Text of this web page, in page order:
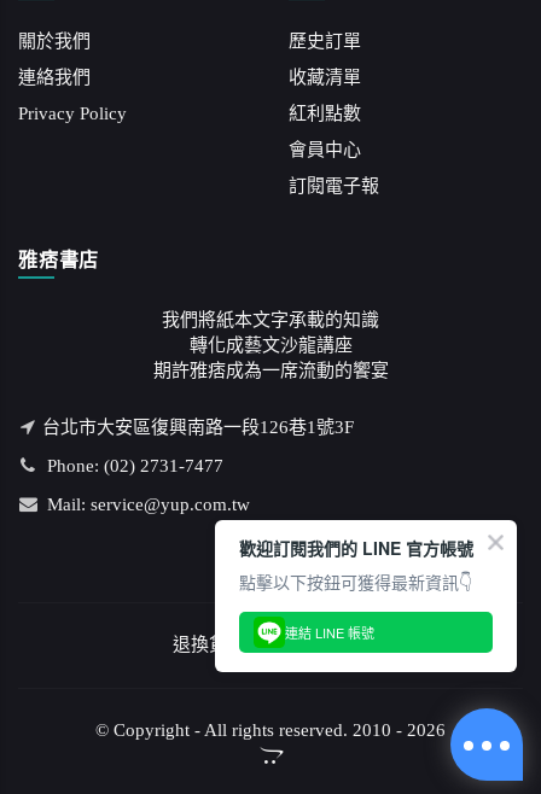
關於我們
連絡我們
Privacy Policy
歷史訂單
收藏清單
紅利點數
會員中心
訂閱電子報
雅痞書店
我們將紙本文字承載的知識
轉化成藝文沙龍講座
期許雅痞成為一席流動的饗宴
台北市大安區復興南路一段126巷1號3F
Phone: (02) 2731-7477
Mail: service@yup.com.tw
退換貨說明/隱私權政策
© Copyright - All rights reserved. 2010 - 2026
歡迎訂閱我們的 LINE 官方帳號
點擊以下按鈕可獲得最新資訊👇
連結 LINE 帳號